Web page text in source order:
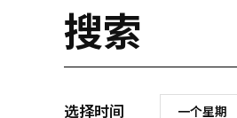
搜索
选择时间 一个星期